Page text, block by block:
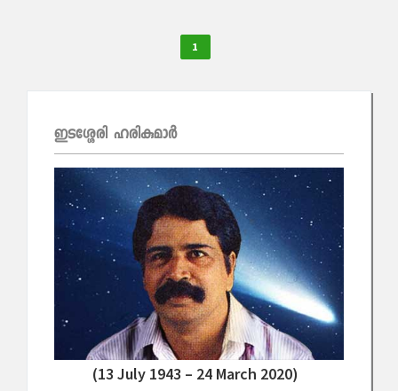
1
ഇടശ്ശേരി ഹരികുമാര്‍
(13 July 1943 – 24 March 2020)